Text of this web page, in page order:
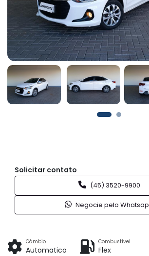
Solicitar contato
(45) 3520-9900
Negocie pelo
Câmbio
Automatico
Combustível
Flex